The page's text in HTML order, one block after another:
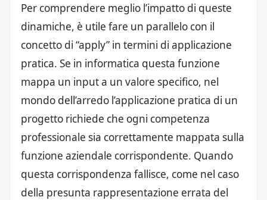
Per comprendere meglio l’impatto di queste
dinamiche, è utile fare un parallelo con il
concetto di “apply” in termini di applicazione
pratica. Se in informatica questa funzione
mappa un input a un valore specifico, nel
mondo dell’arredo l’applicazione pratica di un
progetto richiede che ogni competenza
professionale sia correttamente mappata sulla
funzione aziendale corrispondente. Quando
questa corrispondenza fallisce, come nel caso
della presunta rappresentazione errata del